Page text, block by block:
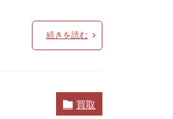
続きを読む
買取